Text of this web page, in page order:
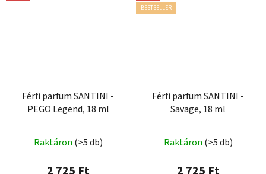
Férfi parfüm SANTINI -
PEGO Legend, 18 ml
Raktáron (>5 db)
BESTSELLER
Férfi parfüm SANTINI -
Savage, 18 ml
termék
átlagos
Raktáron (>5 db)